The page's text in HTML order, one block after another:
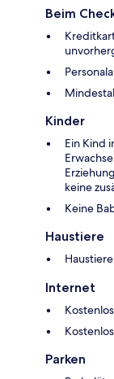
Beim
Kinder
Ein Kind
keine
Keine
Haustiere
Internet
Parken